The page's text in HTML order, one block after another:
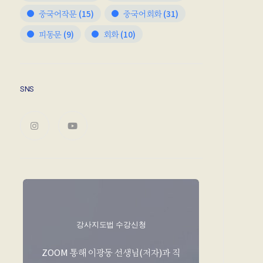
중국어작문(15) 중국어회화(31)
피동문(9) 회화(10)
SNS
강사지도법 수강신청
ZOOM 통해 이광동 선생님(저자)과 직